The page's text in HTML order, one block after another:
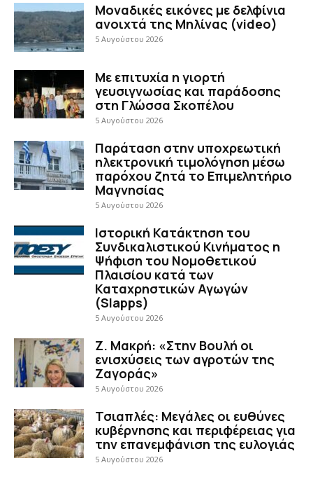
Μοναδικές εικόνες με δελφίνια
ανοιχτά της Μηλίνας (video)
5 Αυγούστου 2026
Με επιτυχία η γιορτή
γευσιγνωσίας και παράδοσης
στη Γλώσσα Σκοπέλου
5 Αυγούστου 2026
Παράταση στην υποχρεωτική
ηλεκτρονική τιμολόγηση μέσω
παρόχου ζητά το Επιμελητήριο
Μαγνησίας
5 Αυγούστου 2026
Ιστορική Κατάκτηση του
Συνδικαλιστικού Κινήματος η
Ψήφιση του Νομοθετικού
Πλαισίου κατά των
Καταχρηστικών Αγωγών
(Slapps)
5 Αυγούστου 2026
Ζ. Μακρή: «Στην Βουλή οι
ενισχύσεις των αγροτών της
Ζαγοράς»
5 Αυγούστου 2026
Τσιαπλές: Μεγάλες οι ευθύνες
κυβέρνησης και περιφέρειας για
την επανεμφάνιση της ευλογιάς
5 Αυγούστου 2026